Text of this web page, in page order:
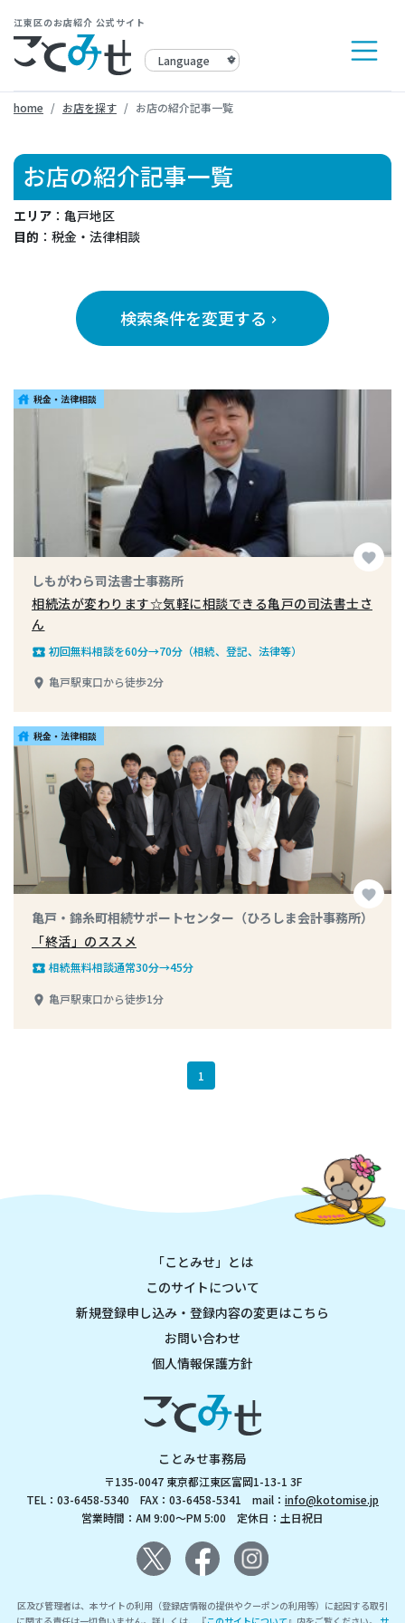
江東区のお店紹介 公式サイト
home お店を探す お店の紹介記事一覧
お店の紹介記事一覧
エリア ：亀戸地区
目的 ：税金・法律相談
検索条件を変更する keyboard_arrow_right
house 税金・法律相談
favorite
しもがわら司法書士事務所
相続法が変わります☆気軽に相談できる亀戸の司法書士さ
ん
local_play 初回無料相談を60分→70分（相続、登記、法律等）
place 亀戸駅東口から徒歩2分
house 税金・法律相談
favorite
亀戸・錦糸町相続サポートセンター（ひろしま会計事務所）
「終活」のススメ
local_play 相続無料相談通常30分→45分
place 亀戸駅東口から徒歩1分
1
「ことみせ」とは
このサイトについて
新規登録申し込み・登録内容の変更はこちら
お問い合わせ
個人情報保護方針
ことみせ事務局
〒135-0047 東京都江東区富岡1-13-1 3F
TEL：03-6458-5340 FAX：03-6458-5341 mail： info@kotomise.jp
営業時間：AM 9:00～PM 5:00 定休日：土日祝日
区及び管理者は、本サイトの利用（登録店情報の提供やクーポンの利用等）に起因する取引